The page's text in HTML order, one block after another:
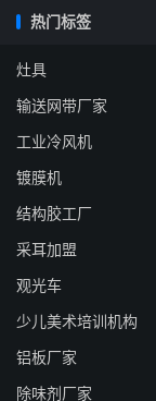
热门标签
灶具
输送网带厂家
工业冷风机
镀膜机
结构胶工厂
采耳加盟
观光车
少儿美术培训机构
铝板厂家
除味剂厂家